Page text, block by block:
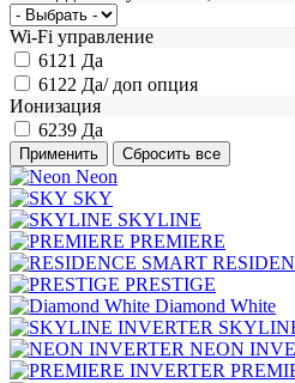
Wi-Fi управление
6121 Да
6122 Да/ доп опция
Ионизация
6239 Да
Neon
SKY
SKYLINE
PREMIERE
PRESTIGE
Diamond White
NEON